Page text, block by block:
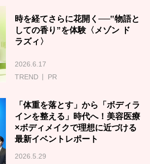
時を経てさらに花開く──‟物語と
しての香り”を体験〈メゾン ド
ラズィ〉
2026.6.17
TREND
PR
「体重を落とす」から「ボディラ
インを整える」時代へ！美容医療
×ボディメイクで理想に近づける
最新イベントレポート
2026.5.29